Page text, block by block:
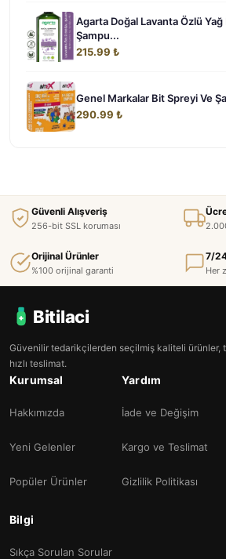
Agarta Doğal Lavanta Özlü
Şampu...
215.99 ₺
Genel Markalar Bit Spreyi Ve
290.99 ₺
Güvenli Alışveriş
256-bit SSL koruması
Orijinal Ürünler
%100 orijinal garanti
7/
Her
Bitilaci
Güvenilir tedarikçilerden seçilmiş kaliteli ürünler,
hızlı teslimat.
Kurumsal
Hakkımızda
Yeni Gelenler
Popüler Ürünler
Yardım
İade ve Değişim
Kargo ve Teslimat
Gizlilik Politikası
Bilgi
Sıkça Sorulan Sorular